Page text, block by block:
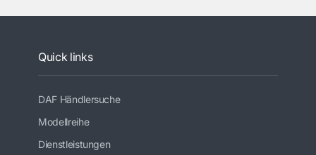
Quick links
DAF Händlersuche
Modellreihe
Dienstleistungen